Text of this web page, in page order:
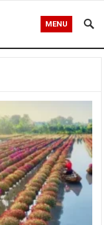
MENU